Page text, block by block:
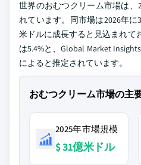
世界のおむつクリーム市場は、
れています。同市場は2026年に
米ドルに成長すると見込まれて
は5.4%と、Global Market
によると推定されています。
おむつクリーム市場の主
2025年市場規模
$ 31億米ドル